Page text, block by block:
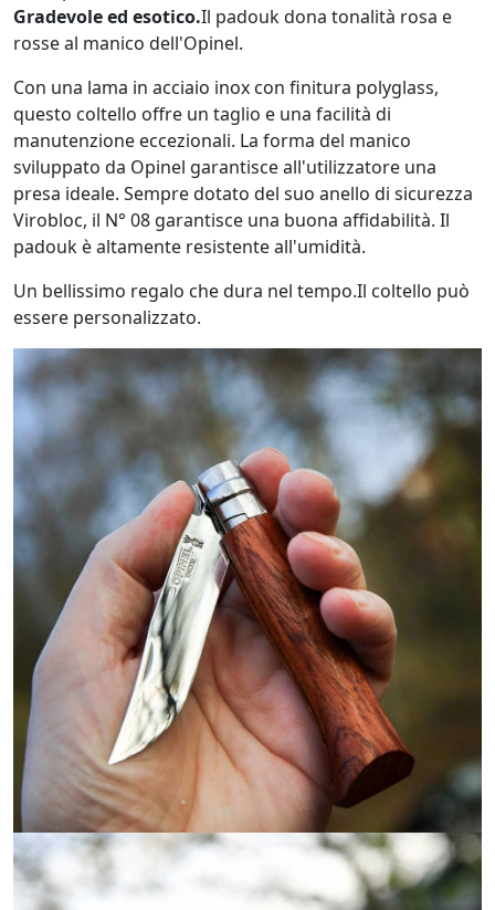
Gradevole ed esotico.Il padouk dona tonalità rosa e
rosse al manico dell'Opinel.
Con una lama in acciaio inox con finitura polyglass,
questo coltello offre un taglio e una facilità di
manutenzione eccezionali. La forma del manico
sviluppato da Opinel garantisce all'utilizzatore una
presa ideale. Sempre dotato del suo anello di sicurezza
Virobloc, il N° 08 garantisce una buona affidabilità. Il
padouk è altamente resistente all'umidità.
Un bellissimo regalo che dura nel tempo.Il coltello può
essere personalizzato.